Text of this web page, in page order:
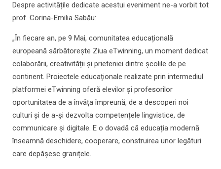
Despre activitățile dedicate acestui eveniment ne-a vorbit tot
prof. Corina-Emilia Sabău:
„În fiecare an, pe 9 Mai, comunitatea educațională
europeană sărbătorește Ziua eTwinning, un moment dedicat
colaborării, creativității și prieteniei dintre școlile de pe
continent. Proiectele educaționale realizate prin intermediul
platformei eTwinning oferă elevilor și profesorilor
oportunitatea de a învăța împreună, de a descoperi noi
culturi și de a-și dezvolta competențele lingvistice, de
communicare și digitale. E o dovadă că educația modernă
înseamnă deschidere, cooperare, construirea unor legături
care depășesc granițele.